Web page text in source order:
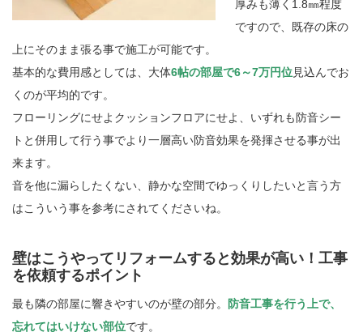
厚みも薄く1.8㎜程度
ですので、既存の床の
上にそのまま張る事で施工が可能です。
基本的な費用感としては、大体6帖の部屋で6～7万円位見込んでお
くのが平均的です。
フローリングにせよクッションフロアにせよ、いずれも防音シー
トと併用して行う事でより一層高い防音効果を発揮させる事が出
来ます。
音を他に漏らしたくない、静かな空間でゆっくりしたいと言う方
はこういう事を参考にされてくださいね。
壁はこうやってリフォームすると効果が高い！工事
を依頼するポイント
最も隣の部屋に響きやすいのが壁の部分。
防音工事を行う上で、
忘れてはいけない部位です。